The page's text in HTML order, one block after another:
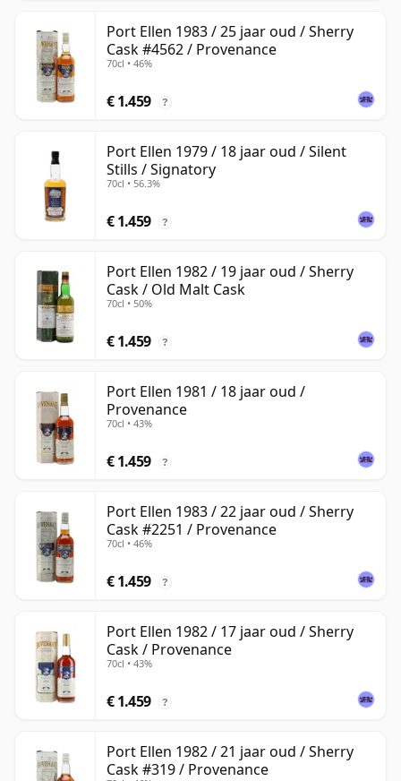
Port Ellen 1983 / 25 jaar oud / Sherry
Cask #4562 / Provenance
70cl • 46%
€ 1.459 ?
Port Ellen 1979 / 18 jaar oud / Silent
Stills / Signatory
70cl • 56.3%
€ 1.459 ?
Port Ellen 1982 / 19 jaar oud / Sherry
Cask / Old Malt Cask
70cl • 50%
€ 1.459 ?
Port Ellen 1981 / 18 jaar oud /
Provenance
70cl • 43%
€ 1.459 ?
Port Ellen 1983 / 22 jaar oud / Sherry
Cask #2251 / Provenance
70cl • 46%
€ 1.459 ?
Port Ellen 1982 / 17 jaar oud / Sherry
Cask / Provenance
70cl • 43%
€ 1.459 ?
Port Ellen 1982 / 21 jaar oud / Sherry
Cask #319 / Provenance